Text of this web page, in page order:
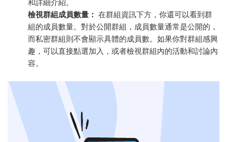
和詳細介紹。
檢視群組成員數量： 在群組資訊下方，你還可以看到群
組的成員數量。對於公開群組，成員數量通常是公開的，
而私密群組則不會顯示具體的成員數。如果你對群組感興
趣，可以直接點選加入，或者檢視群組內的活動和討論內
容。